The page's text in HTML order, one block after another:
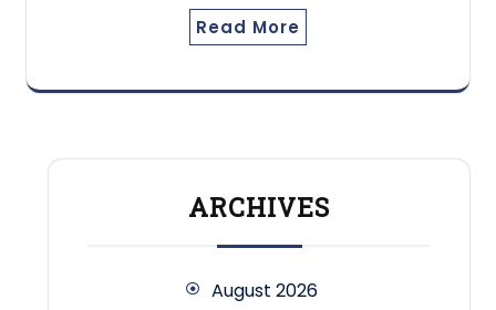
Read More
ARCHIVES
August 2026